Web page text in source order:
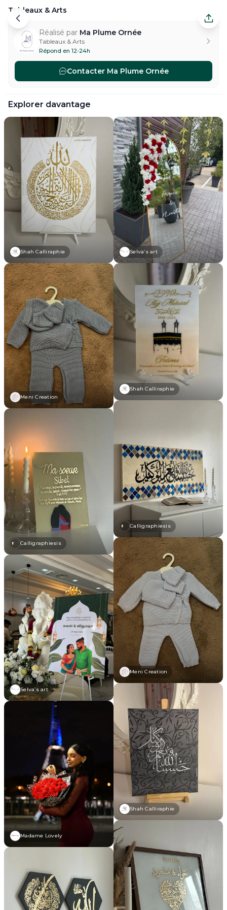
Tableaux & Arts
Tableaux & Arts — Les Mureaux. Réalisé par Ma Plume
Réalisé par Ma Plume Ornée
Tableaux & Arts
Répond en 12-24h
Contacter Ma Plume Ornée
#paintings-arts-art-calligraphie
Explorer davantage
Shah Calliraphie
Meni Creation
Calligraphiesis
Selva’s art
Madame Lovely
Selva’s art
Shah Calliraphie
Calligraphiesis
Meni Creation
Shah Calliraphie